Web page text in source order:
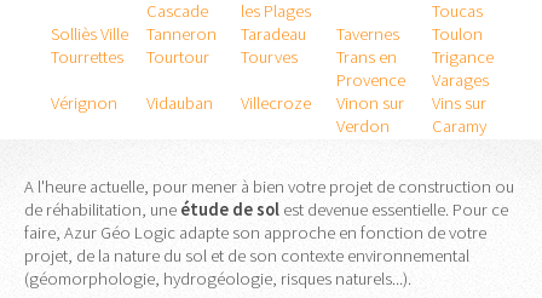
Cascade
les Plages
Toucas
Solliès Ville
Tanneron Taradeau Tavernes
Toulon
Tourrettes
Tourtour Tourves
Trans en
Provence
Trigance
Varages
Vérignon
Vidauban Villecroze
Vinon sur
Verdon
Vins sur
Caramy
A l'heure actuelle, pour mener à bien votre projet de construction ou
de réhabilitation, une étude desol est devenue essentielle. Pour ce
faire, Azur Géo Logic adapte son approche en fonction de votre
projet, de la nature du sol et de son contexte environnemental
(géomorphologie, hydrogéologie, risques naturels...).